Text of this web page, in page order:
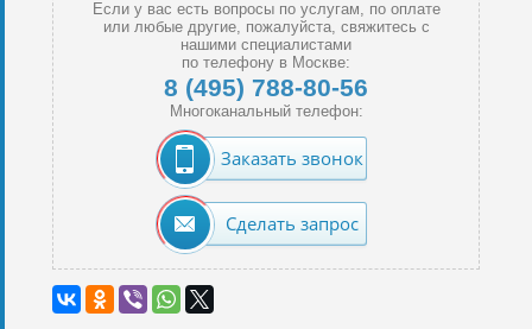
Если у вас есть вопросы по услугам, по оплате
или любые другие, пожалуйста, свяжитесь с
нашими специалистами
по телефону в Москве:
8 (495) 788-80-56
Многоканальный телефон:
Заказать звонок
Сделать запрос